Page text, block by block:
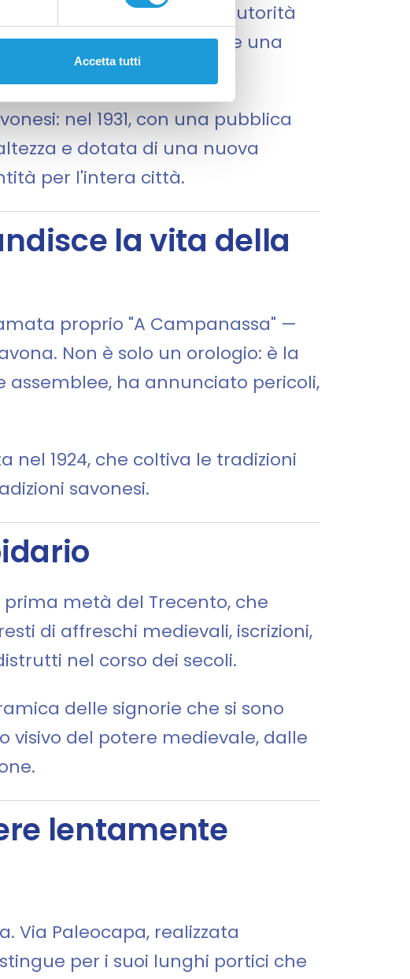
Accetta tutti
il 29 ottobre 1528, le autorità
che potesse costituire una
nel 1931, con una pubblica
e dotata di una nuova
per l'intera città.
la vita della
proprio "A Campanassa" —
Non è solo un orologio: è la
ha annunciato pericoli,
nel 1924, che coltiva le tradizioni
savonesi.
metà del Trecento, che
di affreschi medievali, iscrizioni,
nel corso dei secoli.
delle signorie che si sono
del potere medievale, dalle
lentamente
Via Paleocapa, realizzata
per i suoi lunghi portici che